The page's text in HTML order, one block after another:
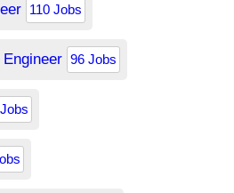
110 Jobs
96 Jobs